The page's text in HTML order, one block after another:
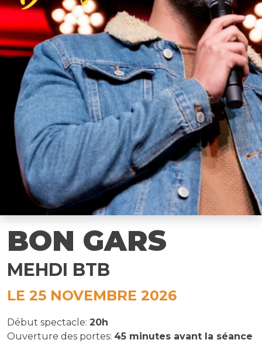
BON GARS
MEHDI BTB
LE 25 NOVEMBRE 2026
Début spectacle: 20h
Ouverture des portes: 45 minutes avant la séance